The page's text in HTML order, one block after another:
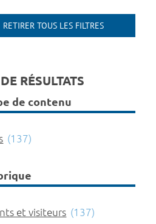
RETIRER TOUS LES FILTRES
RÉSULTATS
de contenu
(137)
et visiteurs (137)